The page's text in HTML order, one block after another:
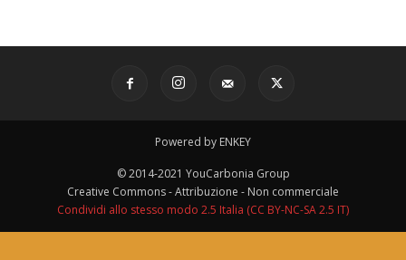
Powered by ENKEY
© 2014-2021 YouCarbonia Group
Creative Commons - Attribuzione - Non commerciale
Condividi allo stesso modo 2.5 Italia (CC BY-NC-SA 2.5 IT)